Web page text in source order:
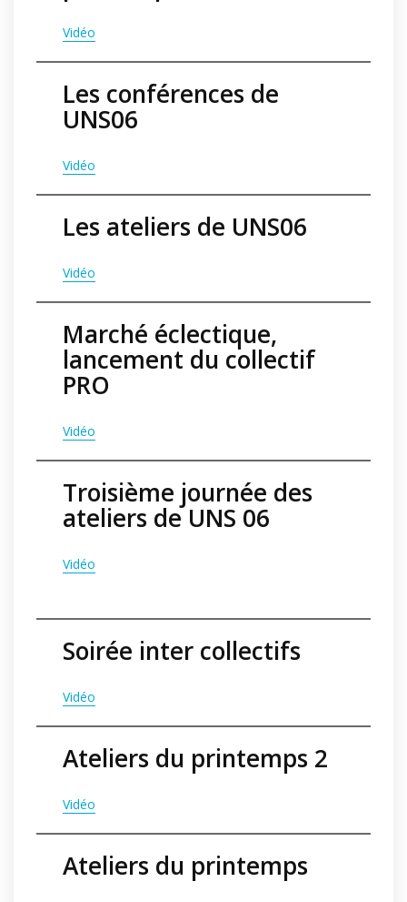
Vidéo
Les conférences de
UNS06
Vidéo
Les ateliers de UNS06
Vidéo
Marché éclectique,
lancement du collectif
PRO
Vidéo
Troisième journée des
ateliers de UNS 06
Vidéo
Soirée inter collectifs
Vidéo
Ateliers du printemps 2
Vidéo
Ateliers du printemps